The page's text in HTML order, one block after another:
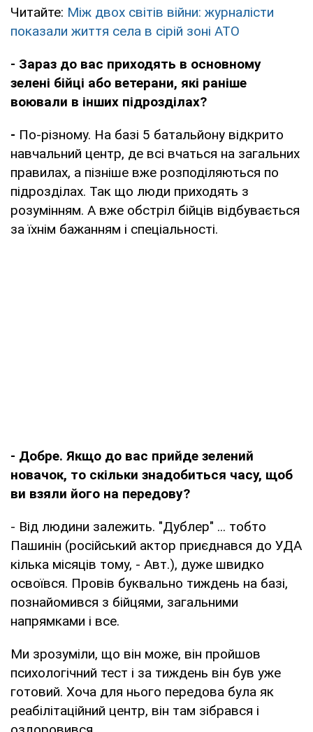
Читайте: Між двох світів війни: журналісти
показали життя села в сірій зоні АТО
- Зараз до вас приходять в основному
зелені бійці або ветерани, які раніше
воювали в інших підрозділах?
- По-різному. На базі 5 батальйону відкрито
навчальний центр, де всі вчаться на загальних
правилах, а пізніше вже розподіляються по
підрозділах. Так що люди приходять з
розумінням. А вже обстріл бійців відбувається
за їхнім бажанням і спеціальності.
- Добре. Якщо до вас прийде зелений
новачок, то скільки знадобиться часу, щоб
ви взяли його на передову?
- Від людини залежить. "Дублер" ... тобто
Пашинін (російський актор приєднався до УДА
кілька місяців тому, - Авт.), дуже швидко
освоївся. Провів буквально тиждень на базі,
познайомився з бійцями, загальними
напрямками і все.
Ми зрозуміли, що він може, він пройшов
психологічний тест і за тиждень він був уже
готовий. Хоча для нього передова була як
реабілітаційний центр, він там зібрався і